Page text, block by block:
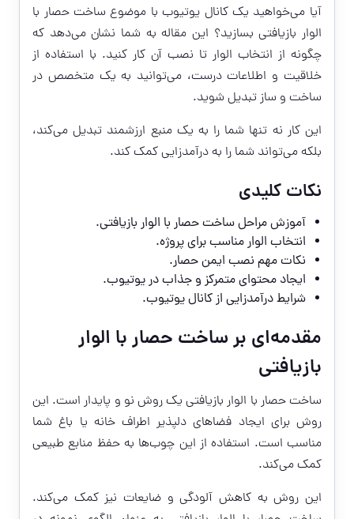
آیا می‌خواهید یک کانال یوتیوب با موضوع ساخت حصار با
الوار بازیافتی بسازید؟ این مقاله به شما نشان می‌دهد که
چگونه از انتخاب الوار تا نصب آن کار کنید. با استفاده از
خلاقیت و اطلاعات درست، می‌توانید به یک متخصص در
ساخت و ساز تبدیل شوید.
این کار نه تنها شما را به یک منبع ارزشمند تبدیل می‌کند،
بلکه می‌تواند شما را به درآمدزایی کمک کند.
نکات کلیدی
آموزش مراحل ساخت حصار با الوار بازیافتی.
انتخاب الوار مناسب برای پروژه.
نکات مهم نصب ایمن حصار.
ایجاد محتوای متمرکز و جذاب در یوتیوب.
شرایط درآمدزایی از کانال یوتیوب.
مقدمه‌ای بر ساخت حصار با الوار
بازیافتی
ساخت حصار با الوار بازیافتی یک روش نو و پایدار است. این
روش برای ایجاد فضاهای دلپذیر اطراف خانه یا باغ شما
مناسب است. استفاده از این چوب‌ها به حفظ منابع طبیعی
کمک می‌کند.
این روش به کاهش آلودگی و ضایعات نیز کمک می‌کند.